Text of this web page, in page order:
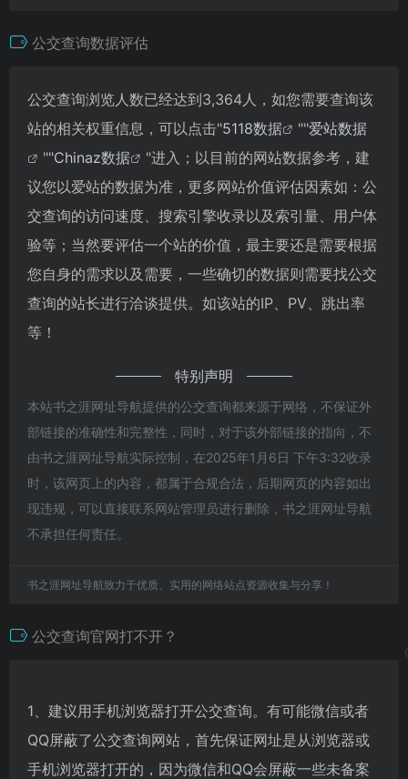
公交查询数据评估
公交查询浏览人数已经达到3,364人，如您需要查询该
站的相关权重信息，可以点击"5118数据 ""爱站数据
""Chinaz数据
"进入；以目前的网站数据参考，建
议您以爱站的数据为准，更多网站价值评估因素如：公
交查询的访问速度、搜索引擎收录以及索引量、用户体
验等；当然要评估一个站的价值，最主要还是需要根据
您自身的需求以及需要，一些确切的数据则需要找公交
查询的站长进行洽谈提供。如该站的IP、PV、跳出率
等！
特别声明
本站书之涯网址导航提供的公交查询都来源于网络，不保证外
部链接的准确性和完整性，同时，对于该外部链接的指向，不
由书之涯网址导航实际控制，在2025年1月6日 下午3:32收录
时，该网页上的内容，都属于合规合法，后期网页的内容如出
现违规，可以直接联系网站管理员进行删除，书之涯网址导航
不承担任何责任。
书之涯网址导航致力于优质、实用的网络站点资源收集与分享！
公交查询官网打不开？
1、建议用手机浏览器打开公交查询。有可能微信或者
QQ屏蔽了公交查询网站，首先保证网址是从浏览器或
手机浏览器打开的，因为微信和QQ会屏蔽一些未备案